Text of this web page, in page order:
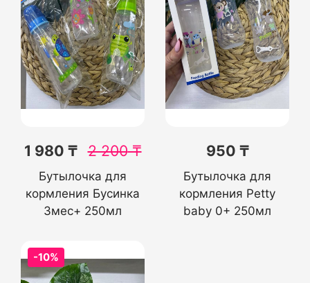
1 980 ₸ 2 200₸
Бутылочка для
кормления Бусинка
3мес+ 250мл
950 ₸
Бутылочка для
кормления Petty
baby 0+ 250мл
-10%